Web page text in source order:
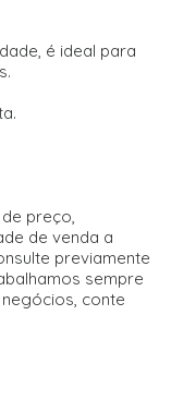
é ideal para
preço,
de venda a
previamente
sempre
conte